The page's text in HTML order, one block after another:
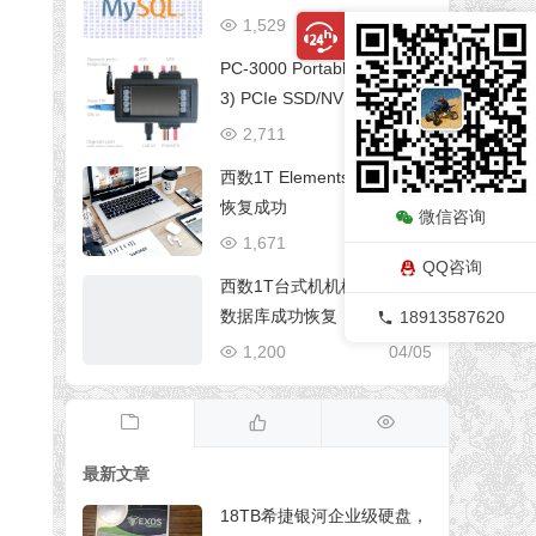
06/29
1,529
PC-3000 Portable III简称(P
3) PCIe SSD/NVMe协议SS
D数据恢复设备
06/29
2,711
西数1T Elements 开盘数据
恢复成功
1,671
西数1T台式机机械硬盘超市
数据库成功恢复
04/05
1,200
最新文章
18TB希捷银河企业级硬盘，
微信咨询
QQ咨询
18913587620